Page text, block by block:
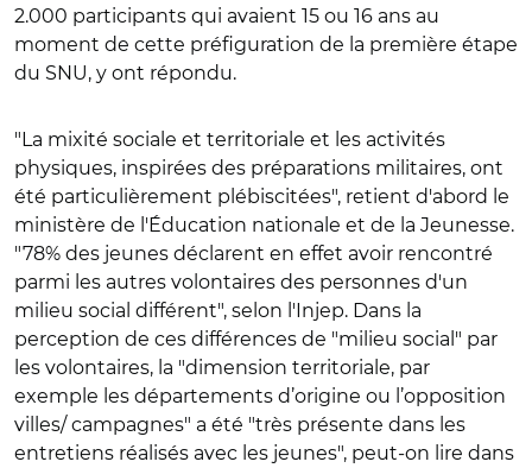
2.000 participants qui avaient 15 ou 16 ans au
moment de cette préfiguration de la première étape
du SNU, y ont répondu.
"La mixité sociale et territoriale et les activités
physiques, inspirées des préparations militaires, ont
été particulièrement plébiscitées", retient d'abord le
ministère de l'Éducation nationale et de la Jeunesse.
"78% des jeunes déclarent en effet avoir rencontré
parmi les autres volontaires des personnes d'un
milieu social différent", selon l'Injep. Dans la
perception de ces différences de "milieu social" par
les volontaires, la "dimension territoriale, par
exemple les départements d’origine ou l’opposition
villes/ campagnes" a été "très présente dans les
entretiens réalisés avec les jeunes", peut-on lire dans